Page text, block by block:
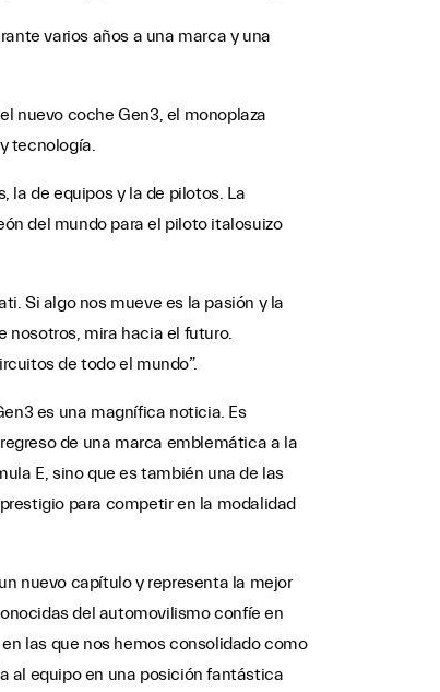
varios años a una marca y una
nuevo coche Gen3, el monoplaza
tecnología.
la de equipos y la de pilotos. La
del mundo para el piloto italosuizo
Si algo nos mueve es la pasión y la
nosotros, mira hacia el futuro.
de todo el mundo”.
es una magnífica noticia. Es
de una marca emblemática a la
E, sino que es también una de las
para competir en la modalidad
nuevo capítulo y representa la mejor
del automovilismo confíe en
las que nos hemos consolidado como
al equipo en una posición fantástica